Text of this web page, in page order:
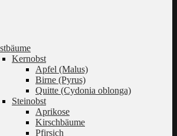
Kernobst
Apfel (Malus)
Birne (Pyrus)
Quitte (Cydonia oblonga)
Steinobst
Aprikose
Kirschbäume
Pfirsich